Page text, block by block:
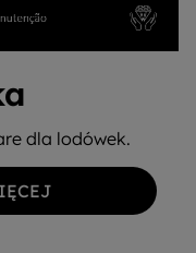
dla lodówek.